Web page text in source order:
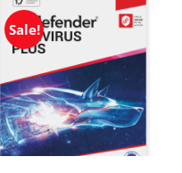
Sale!